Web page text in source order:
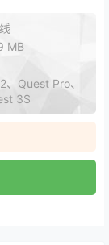
MB
、Quest Pro、
3S